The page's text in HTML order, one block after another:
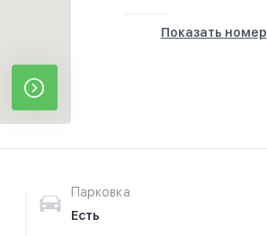
Показать номер
Парковка
Есть